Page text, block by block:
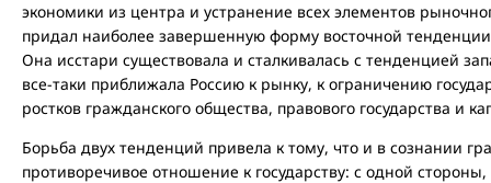
экономики из центра и устранение всех элементов
придал наиболее завершенную форму восточной
Она исстари существовала и сталкивалась с тенденцией
все-таки приближала Россию к рынку, к ограничению
ростков гражданского общества, правового государства и
Борьба двух тенденций привела к тому, что и в сознании
противоречивое отношение к государству: с одной